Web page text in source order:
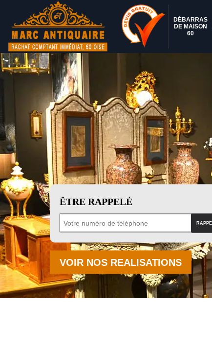
DÉBARRAS
DE MAISON
60
ÊTRE RAPPELÉ
VOIR NOS REALISATIONS